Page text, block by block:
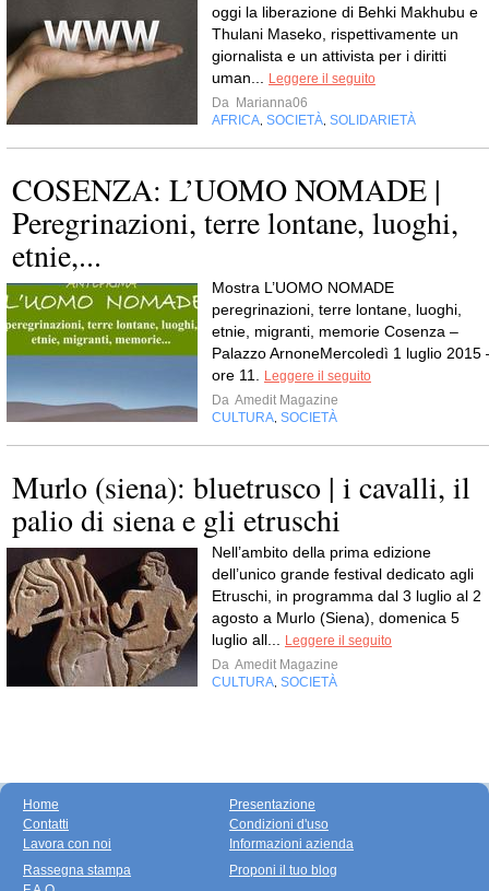
oggi la liberazione di Behki Makhubu e
Thulani Maseko, rispettivamente un
giornalista e un attivista per i diritti
uman...
Leggere il seguito
Da Marianna06
AFRICA SOCIETÀ SOLIDARIETÀ
COSENZA: L’UOMO NOMADE |
Peregrinazioni, terre lontane, luoghi,
etnie,...
Mostra L’UOMO NOMADE
peregrinazioni, terre lontane, luoghi,
etnie, migranti, memorie Cosenza –
Palazzo ArnoneMercoledì 1 luglio 2015
ore 11.
Leggere il seguito
Da Amedit Magazine
CULTURA SOCIETÀ
Murlo (siena): bluetrusco | i cavalli, il
palio di siena e gli etruschi
Nell’ambito della prima edizione
dell’unico grande festival dedicato agli
Etruschi, in programma dal 3 luglio al 2
agosto a Murlo (Siena), domenica 5
luglio all...
Leggere il seguito
Da Amedit Magazine
CULTURA SOCIETÀ
Home
Contatti
Lavora con noi
Presentazione
Condizioni d'uso
Informazioni azienda
Rassegna stampa
Proponi il tuo blog